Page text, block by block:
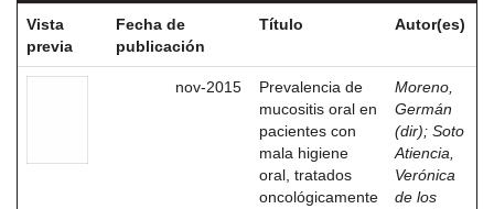
Vista
previa
Fecha de
publicación
Título Autor(es)
nov-2015
Prevalencia de
mucositis oral en
pacientes con
mala higiene
oral, tratados
oncológicamente
Moreno,
Germán
(dir); Soto
Atiencia,
Verónica
de los